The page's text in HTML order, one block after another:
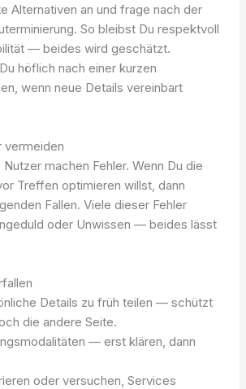
Alternativen an und frage nach der
So bleibst Du respektvoll
— beides wird geschätzt.
höflich nach einer kurzen
wenn neue Details vereinbart
vermeiden
machen Fehler. Wenn Du die
Treffen optimieren willst, dann
Fallen. Viele dieser Fehler
oder Unwissen — beides lässt
Details zu früh teilen — schützt
die andere Seite.
— erst klären, dann
oder versuchen, Services